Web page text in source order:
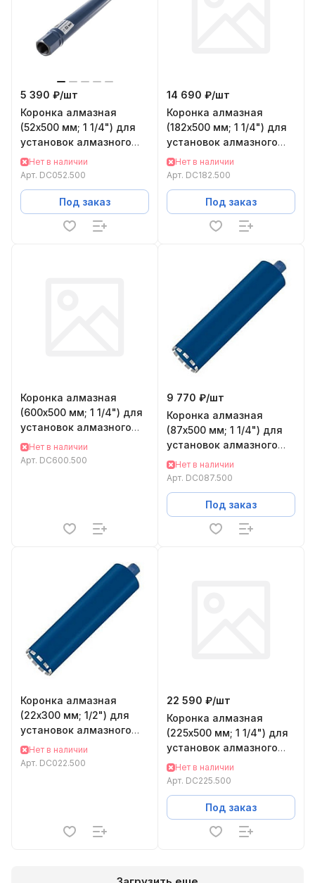
5 390 ₽/шт
Коронка алмазная
(52х500 мм; 1 1/4") для
установок алмазного
бурения KEOS DC052.500
Нет в наличии
Арт. DC052.500
Под заказ
14 690 ₽/шт
Коронка алмазная
(182х500 мм; 1 1/4") для
установок алмазного
бурения KEOS DC182.500
Нет в наличии
Арт. DC182.500
Под заказ
Коронка алмазная
(600х500 мм; 1 1/4") для
установок алмазного
бурения KEOS
DC600.500
Нет в наличии
Арт. DC600.500
9 770 ₽/шт
Коронка алмазная
(87х500 мм; 1 1/4") для
установок алмазного
бурения KEOS DC087.500
Нет в наличии
Арт. DC087.500
Под заказ
Коронка алмазная
(22х300 мм; 1/2") для
установок алмазного
бурения KEOS
DC022.500
Нет в наличии
Арт. DC022.500
22 590 ₽/шт
Коронка алмазная
(225х500 мм; 1 1/4") для
установок алмазного
бурения KEOS DC225.500
Нет в наличии
Арт. DC225.500
Под заказ